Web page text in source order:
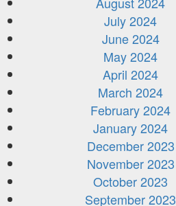
July 2024
June 2024
May 2024
April 2024
March 2024
February 2024
January 2024
December 2023
November 2023
October 2023
September 2023